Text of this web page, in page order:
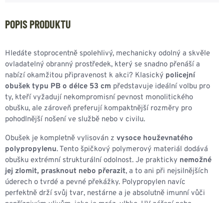
POPIS PRODUKTU
Hledáte stoprocentně spolehlivý, mechanicky odolný a skvěle
ovladatelný obranný prostředek, který se snadno přenáší a
nabízí okamžitou připravenost k akci? Klasický policejní
obušek typu PB o délce 53 cm představuje ideální volbu pro
ty, kteří vyžadují nekompromisní pevnost monolitického
obušku, ale zároveň preferují kompaktnější rozměry pro
pohodlnější nošení ve službě nebo v civilu.
Obušek je kompletně vylisován z vysoce houževnatého
polypropylenu. Tento špičkový polymerový materiál dodává
obušku extrémní strukturální odolnost. Je prakticky nemožné
jej zlomit, prasknout nebo přerazit, a to ani při nejsilnějších
úderech o tvrdé a pevné překážky. Polypropylen navíc
perfektně drží svůj tvar, nestárne a je absolutně imunní vůči